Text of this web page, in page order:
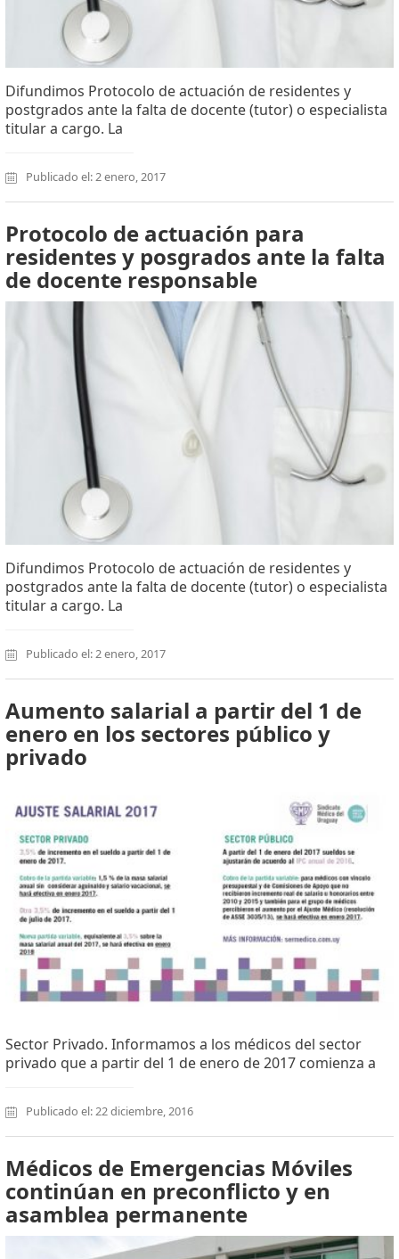
Difundimos Protocolo de actuación de residentes y
postgrados ante la falta de docente (tutor) o especialista
titular a cargo. La
Publicado el: 2 enero, 2017
Protocolo de actuación para
residentes y posgrados ante la falta
de docente responsable
Difundimos Protocolo de actuación de residentes y
postgrados ante la falta de docente (tutor) o especialista
titular a cargo. La
Publicado el: 2 enero, 2017
Aumento salarial a partir del 1 de
enero en los sectores público y
privado
Sector Privado. Informamos a los médicos del sector
privado que a partir del 1 de enero de 2017 comienza a
Publicado el: 22 diciembre, 2016
Médicos de Emergencias Móviles
continúan en preconflicto y en
asamblea permanente